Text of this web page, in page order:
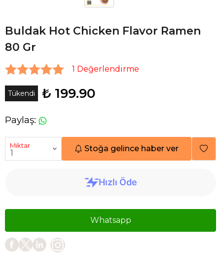
Buldak Hot Chicken Flavor Ramen
80 Gr
1 Değerlendirme
Tükendi ₺ 199.90
Paylaş:
Miktar Stoğa gelince haber ver
Whatsapp